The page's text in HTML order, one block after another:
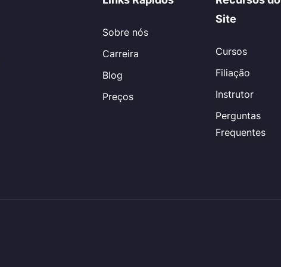
Sobre nós
Carreira
Blog
Preços
Site
Cursos
Filiação
Instrutor
Perguntas
Frequentes